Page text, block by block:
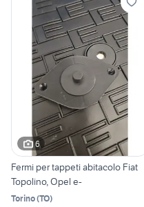
6
Fermi per tappeti abitacolo Fiat
Topolino, Opel e-
Torino(TO)